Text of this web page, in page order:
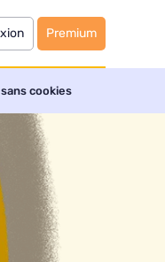
Premium
cookies